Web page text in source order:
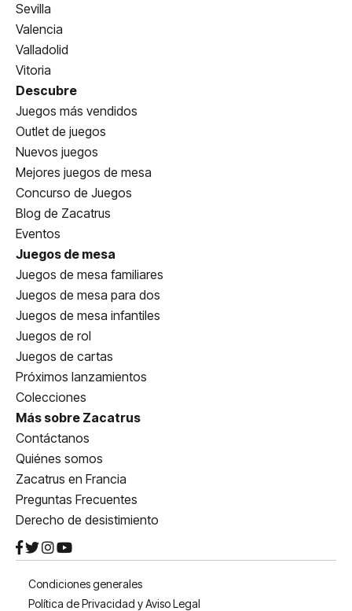
Sevilla
Valencia
Valladolid
Vitoria
Descubre
Juegos más vendidos
Outlet de juegos
Nuevos juegos
Mejores juegos de mesa
Concurso de Juegos
Blog de Zacatrus
Eventos
Juegos de mesa
Juegos de mesa familiares
Juegos de mesa para dos
Juegos de mesa infantiles
Juegos de rol
Juegos de cartas
Próximos lanzamientos
Colecciones
Más sobre Zacatrus
Contáctanos
Quiénes somos
Zacatrus en Francia
Preguntas Frecuentes
Derecho de desistimiento
Condiciones generales
Política de Privacidad y Aviso Legal